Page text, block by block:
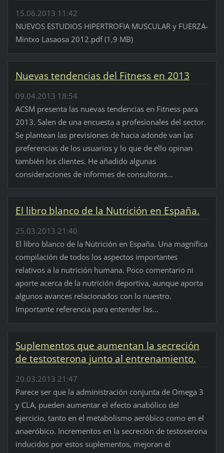
15.06.2013 11:42
NUEVOS ESTUDIOS HIPERTROFIA MUSCULAR y FUERZA-
Mintxo Lasaosa 2012.pdf (1,9 MB)
Nuevas tendencias del Fitness en 2013
09.04.2013 18:54
ACSM presenta las nuevas tendencias en Fitness para
2013. Salen de una encuesta a profesionales del sector.
Se plantean las previsiones de hacia adonde van las
preferencias de los usuarios y lo que de ello opinan
también los clientes. He añadido algunas
consideraciones de informes de consultoras...
El libro blanco de la Nutrición en España.
25.03.2013 21:40
El libro blanco de la Nutrición en España. Una magnífica
compilación de todos los aspectos importantes
relativos a la nutrición humana. Poco comentario ni
aporte acerca de la nutrición deportiva, aunque aporta
algunos avances relacionados con lo nuestro.
Importante referencia para entender las...
Suplementos que aumentan la secreción
de testosterona junto al entrenamiento.
20.03.2013 21:47
Parece ser que la administración conjunta de Omega 3
y CLA, pueden aumentar el efecto anabólico del
ejercicio, tanto en el metabolismo aeróbico como en el
anaeróbico. Incrementos en la secreción de testoserona
inducidos por estos suplementos, mejoran el